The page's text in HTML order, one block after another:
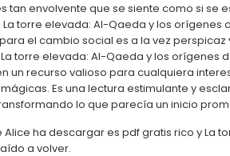
tan envolvente que se siente como si se
torre elevada: Al-Qaeda y los orígenes
el cambio social es a la vez
torre elevada: Al-Qaeda y los orígenes
un recurso valioso para cualquiera
Es una lectura estimulante y
lo que parecía un inicio
Alice ha descargar es pdf gratis rico y La
a volver.